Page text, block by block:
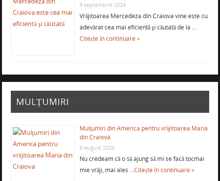
9 septembrie 2024
Vrăjitoarea Mercedeza din Craiova vine este cu
adevărat cea mai eficientă şi căutată de la …
Citește în continuare »
MULȚUMIRI
Mulţumiri din America pentru vrăjitoarea Maria
din Craiova
6 august 2026
Nu credeam că o să ajung să mi se facă tocmai
mie vrăji, mai ales …Citește în continuare »